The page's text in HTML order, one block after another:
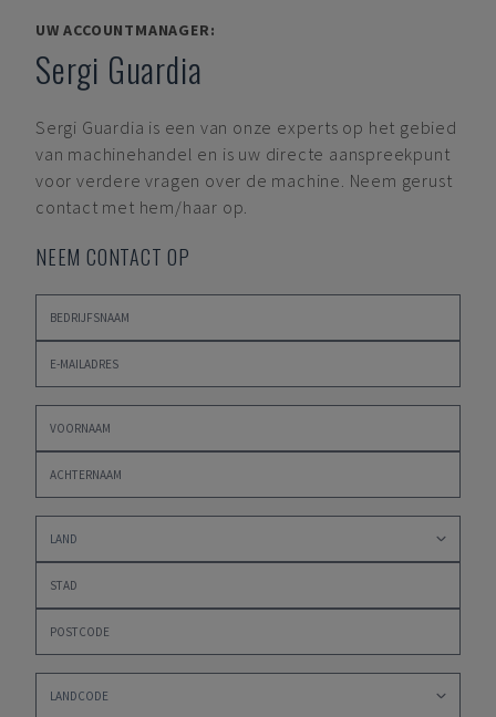
UW ACCOUNTMANAGER:
Sergi Guardia
Sergi Guardia is een van onze experts op het gebied
van machinehandel en is uw directe aanspreekpunt
voor verdere vragen over de machine. Neem gerust
contact met hem/haar op.
NEEM CONTACT OP